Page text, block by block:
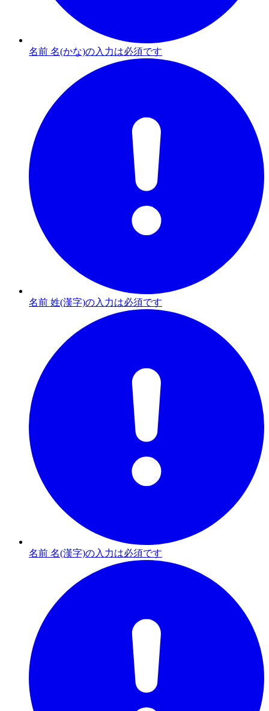
名前 名(かな)の入力は必須です
名前 姓(漢字)の入力は必須です
名前 名(漢字)の入力は必須です